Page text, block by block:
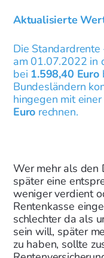
Aktualisierte
Die Standardrente
am 01.07.2022 in
bei 1.598,40 Euro
Bundesländern
hingegen mit
Euro rechnen.
Wer mehr als den
später eine
weniger verdient
Rentenkasse
schlechter da als
sein will, später
zu haben, sollte